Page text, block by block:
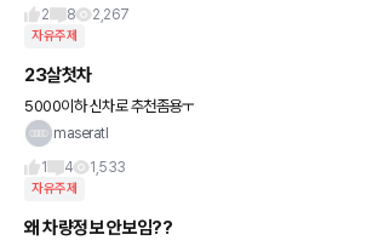
이게 현실
2
8 2,267
자유주제
23살첫차
5000이하 신차로 추천좀용ㅜ
maseratl
1
4 1,533
자유주제
왜 차량정보 안보임??